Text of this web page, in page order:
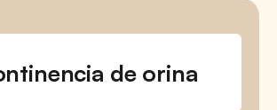
de orina